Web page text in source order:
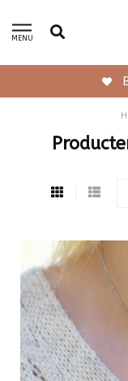
MENU